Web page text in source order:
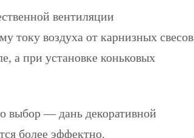
вентиляции
току воздуха от карнизных свесов
а при установке коньковых
выбор — дань декоративной
более эффектно.